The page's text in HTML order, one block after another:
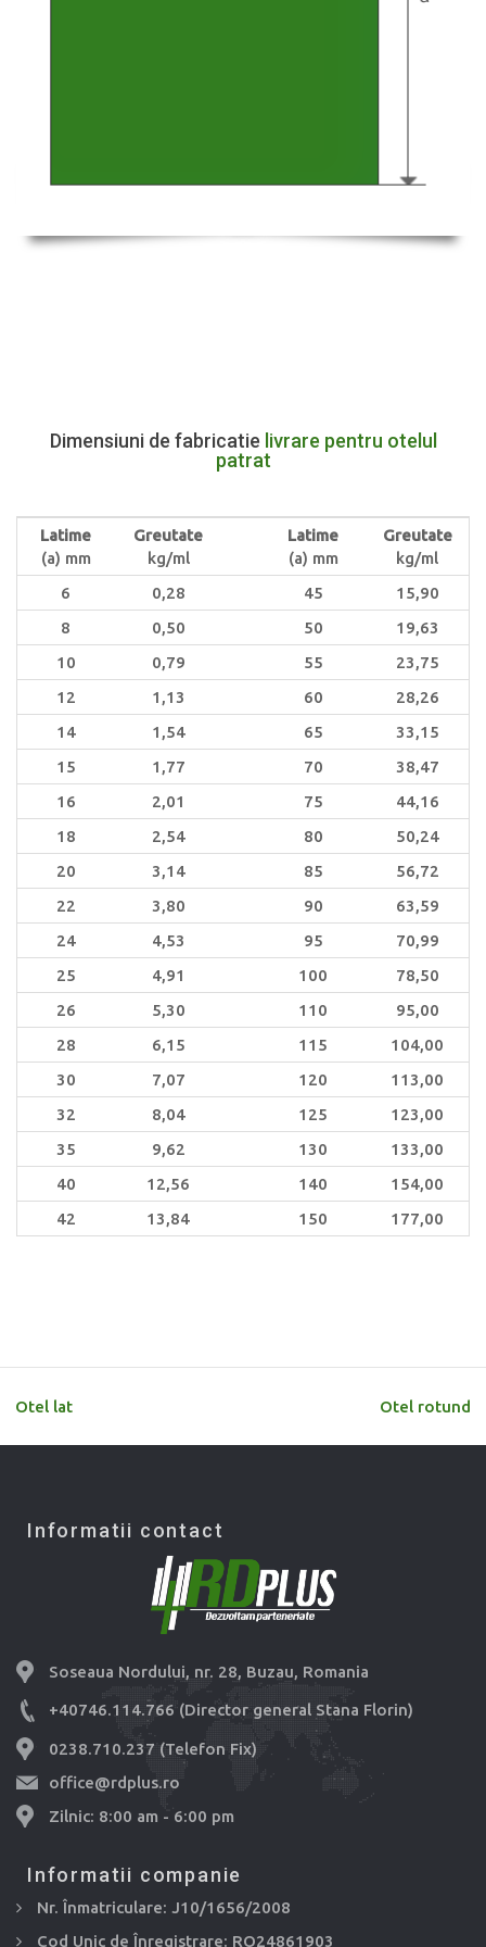
Dimensiuni de fabricatie livrare pentru otelul
patrat
Latime
(a) mm
Greutate
kg/ml
Latime
(a) mm
Greutate
kg/ml
6
0,28 45
15,90
8
0,50 50
19,63
10
0,79 55
23,75
12
1,13 60
28,26
14
1,54 65
33,15
15
1,77 70
38,47
16
2,01 75
44,16
18
2,54 80
50,24
20
3,14 85
56,72
22
3,80 90
63,59
24
4,53 95
70,99
25
4,91 100
78,50
26
5,30 110
95,00
28
6,15 115
104,00
30
7,07 120
113,00
32
8,04 125
123,00
35
9,62 130
133,00
40
12,56 140
154,00
42
13,84 150 177,00
Otel lat Otel rotund
Informatii contact
Soseaua Nordului, nr. 28, Buzau, Romania
+40746.114.766 (Director general Stana Florin)
0238.710.237 (Telefon Fix)
office@rdplus.ro
Zilnic: 8:00 am - 6:00 pm
Informatii companie
Nr. Înmatriculare: J10/1656/2008
Cod Unic de Înregistrare: RO24861903